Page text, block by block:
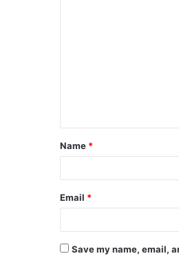
t
*
Name *
Email *
Save my name, email,